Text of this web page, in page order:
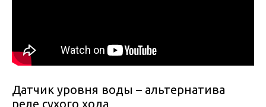
Датчик уровня воды – альтернатива
реле сухого хода